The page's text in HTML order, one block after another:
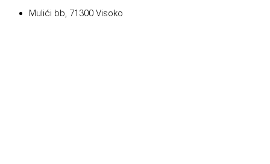
Mulići bb, 71300 Visoko